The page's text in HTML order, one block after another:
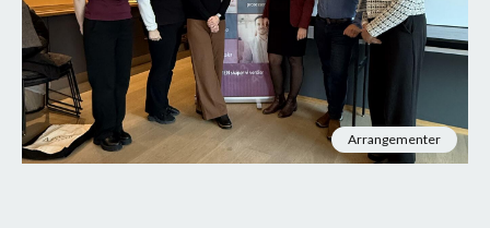
Arrangementer